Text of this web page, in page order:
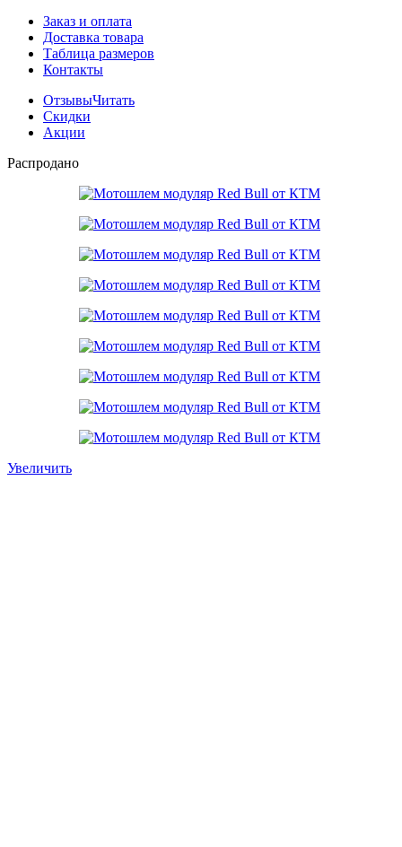
Заказ и оплата
Доставка товара
Таблица размеров
Контакты
ОтзывыЧитать
Скидки
Акции
Распродано
Увеличить